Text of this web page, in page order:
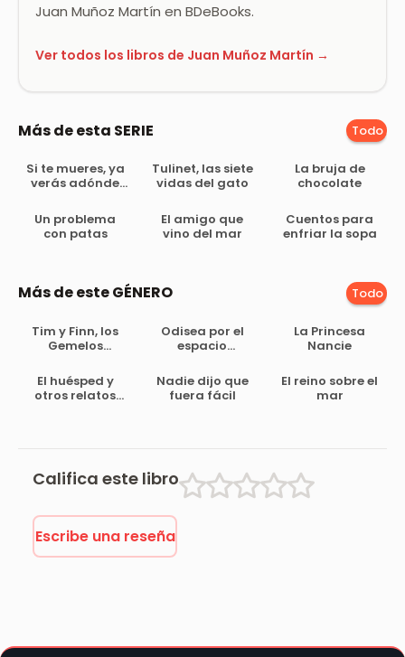
Juan Muñoz Martín en BDeBooks.
Ver todos los libros de Juan Muñoz Martín →
Más de esta SERIE Todo
Si te mueres, ya
verás adónde
Tulinet, las siete
vidas del gato
La bruja de
chocolate
Un problema
con patas
El amigo que
vino del mar
Cuentos para
enfriar la sopa
Más de este GÉNERO Todo
Tim y Finn, los
Gemelos
Primer Día de
Escuela
Odisea por el
espacio
La Princesa
Nancie
El huésped y
otros relatos
Nadie dijo que
fuera fácil
El reino sobre el
mar
Califica este libro
Escribe una reseña